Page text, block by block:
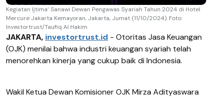
Kegiatan Ijtima’ Sanawi Dewan Pengawas Syariah Tahun 2024 di Hotel
Mercure Jakarta Kemayoran, Jakarta, Jumat (11/10/2024). Foto:
Investortrust/Taufiq Al Hakim
JAKARTA, investortrust.id - Otoritas Jasa Keuangan
(OJK) menilai bahwa industri keuangan syariah telah
menorehkan kinerja yang cukup baik di Indonesia.
Wakil Ketua Dewan Komisioner OJK Mirza Adityaswara